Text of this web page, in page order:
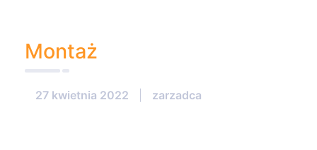
Montaż
27 kwietnia 2022 zarzadca